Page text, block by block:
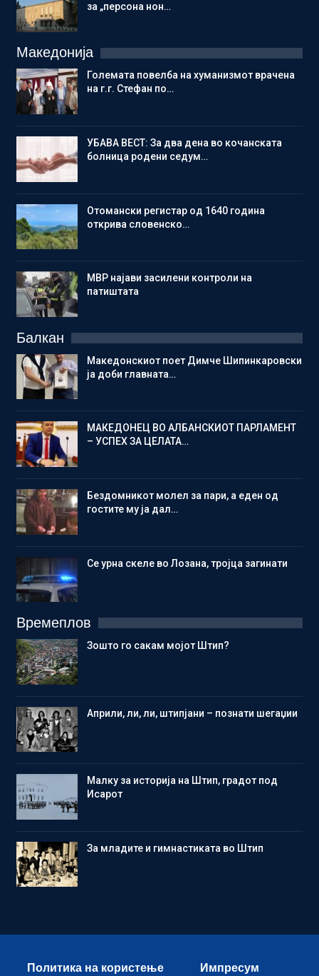
за „персона нон…
Македонија
Големата повелба на хуманизмот врачена
на г.г. Стефан по…
УБАВА ВЕСТ: За два дена во кочанската
болница родени седум…
Отомански регистар од 1640 година
открива словенско…
МВР најави засилени контроли на
патиштата
Балкан
Македонскиот поет Димче Шипинкаровски
ја доби главната…
МАКЕДОНЕЦ ВО АЛБАНСКИОТ ПАРЛАМЕНТ
– УСПЕХ ЗА ЦЕЛАТА…
Бездомникот молел за пари, а еден од
гостите му ја дал…
Се урна скеле во Лозана, тројца загинати
Времеплов
Зошто го сакам мојот Штип?
Aприли, ли, ли, штипјани – познати шегаџии
Малку за историја на Штип, градот под
Исарот
Зa младите и гимнастиката во Штип
Политика на користење Импресум